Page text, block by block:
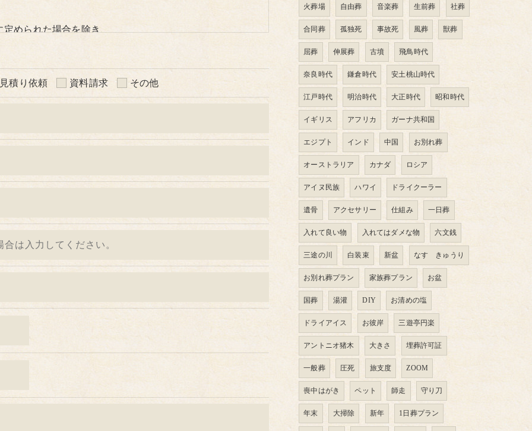
められた場合を除き、
利用停止の手続を定めさせて頂いております。
見積り依頼 資料請求 その他
火葬場 自由葬 音楽葬 生前葬 社葬
合同葬 孤独死 事故死 風葬 獣葬
屈葬 伸展葬 古墳 飛鳥時代
奈良時代 鎌倉時代 安土桃山時代
江戸時代 明治時代 大正時代 昭和時代
イギリス アフリカ ガーナ共和国
エジプト インド 中国 お別れ葬
オーストラリア カナダ ロシア
アイヌ民族 ハワイ ドライクーラー
遺骨 アクセサリー 仕組み 一日葬
入れて良い物 入れてはダメな物 六文銭
三途の川 白装束 新盆 なす きゅうり
お別れ葬プラン 家族葬プラン お盆
国葬 湯灌 DIY お清めの塩
ドライアイス お彼岸 三遊亭円楽
アントニオ猪木 大きさ 埋葬許可証
一般葬 圧死 旅支度 ZOOM
喪中はがき ペット 師走 守り刀
年末 大掃除 新年 1日葬プラン